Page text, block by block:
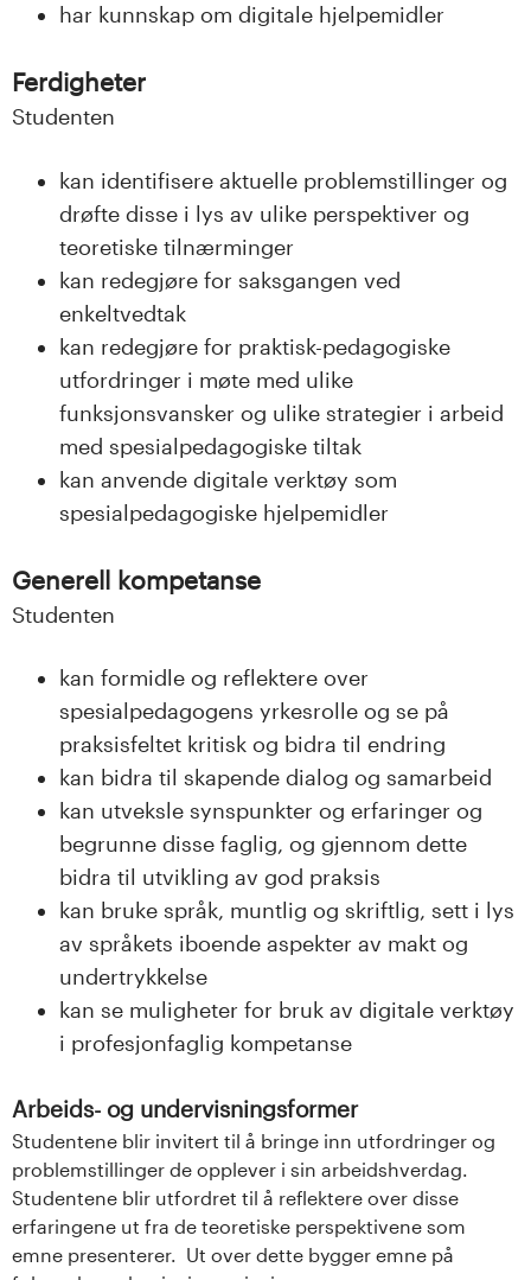
har kunnskap om digitale hjelpemidler
Ferdigheter
Studenten
kan identifisere aktuelle problemstillinger og
drøfte disse i lys av ulike perspektiver og
teoretiske tilnærminger
kan redegjøre for saksgangen ved
enkeltvedtak
kan redegjøre for praktisk-pedagogiske
utfordringer i møte med ulike
funksjonsvansker og ulike strategier i arbeid
med spesialpedagogiske tiltak
kan anvende digitale verktøy som
spesialpedagogiske hjelpemidler
Generell kompetanse
Studenten
kan formidle og reflektere over
spesialpedagogens yrkesrolle og se på
praksisfeltet kritisk og bidra til endring
kan bidra til skapende dialog og samarbeid
kan utveksle synspunkter og erfaringer og
begrunne disse faglig, og gjennom dette
bidra til utvikling av god praksis
kan bruke språk, muntlig og skriftlig, sett i lys
av språkets iboende aspekter av makt og
undertrykkelse
kan se muligheter for bruk av digitale verktøy
i profesjonfaglig kompetanse
Arbeids- og undervisningsformer
Studentene blir invitert til å bringe inn utfordringer og
problemstillinger de opplever i sin arbeidshverdag.
Studentene blir utfordret til å reflektere over disse
erfaringene ut fra de teoretiske perspektivene som
emne presenterer. Ut over dette bygger emne på